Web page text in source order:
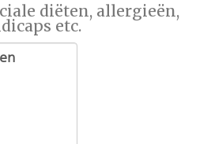
diëten, allergieën,
etc.